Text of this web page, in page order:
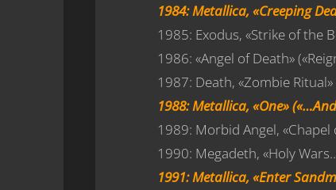
1984: Metallica, «Creeping
1985: Exodus, «Strike of the
1986: «Angel of Death»
1987: Death, «Zombie
1988: Metallica, «One»
1989: Morbid Angel, «Chapel
1990: Megadeth, «Holy
1991: Metallica, «Enter